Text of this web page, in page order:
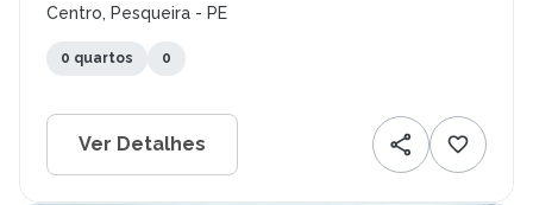
Centro, Pesqueira - PE
0 quartos 0
Ver Detalhes